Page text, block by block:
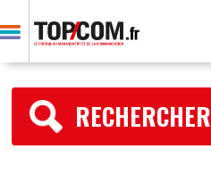
RECHERCHER